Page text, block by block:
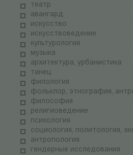
театр
авангард
искусство
искусствоведение
культурология
музыка
архитектура, урбанистика
танец
филология
фольклор, этнография,
философия
религиоведение
психология
социология, политология,
антропология
гендерные исследования